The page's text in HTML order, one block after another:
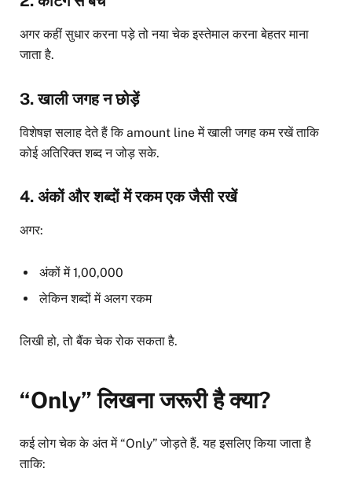
अगर कहीं सुधार करना पड़े तो नया चेक इस्तेमाल करना बेहतर माना
जाता है.
3. खाली जगह न छोड़ें
विशेषज्ञ सलाह देते हैं कि amount line में खाली जगह कम रखें ताकि
कोई अतिरिक्त शब्द न जोड़ सके.
4. अंकों और शब्दों में रकम एक जैसी रखें
अगर:
अंकों में 1,00,000
लेकिन शब्दों में अलग रकम
लिखी हो, तो बैंक चेक रोक सकता है.
“Only” लिखना जरूरी है क्या?
कई लोग चेक के अंत में “Only” जोड़ते हैं. यह इसलिए किया जाता है
ताकि: